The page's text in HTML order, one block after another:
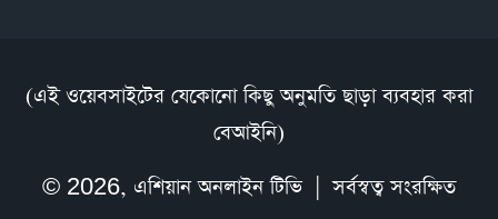
(এই ওয়েবসাইটের যেকোনো কিছু অনুমতি ছাড়া ব্যবহার করা
বেআইনি)
© 2026, এশিয়ান অনলাইন টিভি| সর্বস্বত্ব সংরক্ষিত